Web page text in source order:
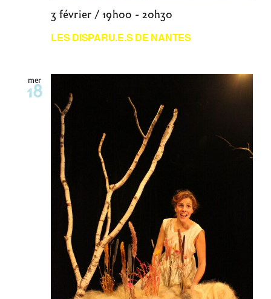
LES DISPARU.E.S DE NANTES
3 février / 19h00 -20h30
mer
18